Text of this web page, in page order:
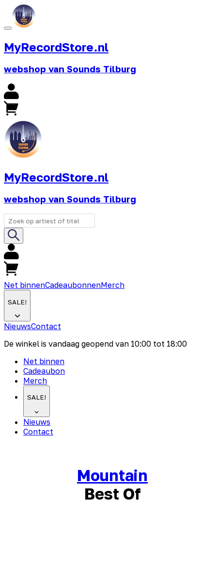
MyRecordStore.nl
webshop van Sounds Tilburg
MyRecordStore.nl
webshop van Sounds Tilburg
Net binnenCadeaubonnenMerch
SALE!
NieuwsContact
De winkel is vandaag geopend van 10:00 tot 18:00
Net binnen
Cadeaubon
Merch
SALE!
Nieuws
Contact
Mountain
Best Of